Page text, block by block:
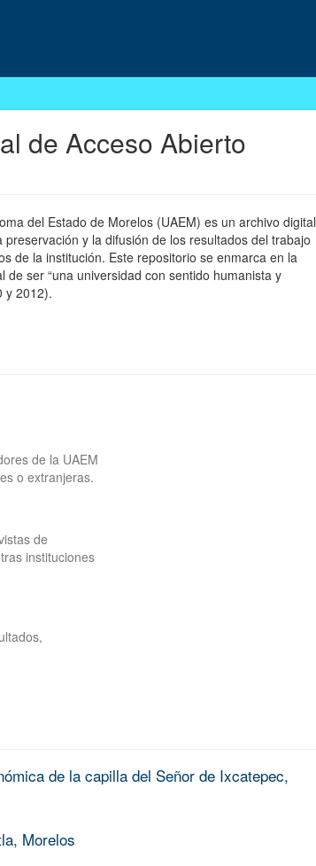
de Acceso Abierto
del Estado de Morelos (UAEM) es un archivo digital
y la difusión de los resultados del trabajo
de la institución. Este repositorio se enmarca en la
ser “una universidad con sentido humanista y
y 2012).
de la UAEM
o extranjeras.
de
instituciones
de la capilla del Señor de Ixcatepec,
Morelos